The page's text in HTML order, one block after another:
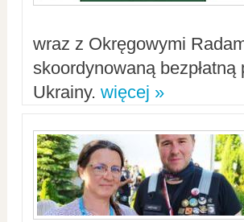
wraz z Okręgowymi
skoordynowaną
Ukrainy. więcej »